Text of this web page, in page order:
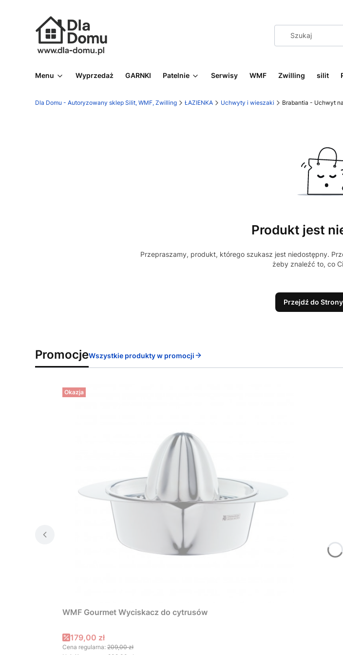
Menu Wyprzedaż GARNKI Patelnie Serwisy WMF Zwilling silit
Dla Domu - Autoryzowany sklep Silit, WMF, Zwilling ŁAZIENKA Uchwyty i wieszaki Brabantia - Uchwyt
Produkt jest
Przepraszamy, produkt, którego szukasz jest niedostępny.
żeby znaleźć to, co
Przejdź do
PromocjeWszystkie produkty w promocji
Okazja
WMF Gourmet Wyciskacz do cytrusów
Cena promocyjna
179,00 zł
Cena regularna: 209,00 zł